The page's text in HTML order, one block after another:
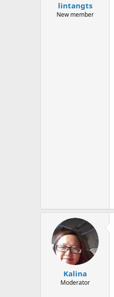
lintangts
New member
Kalina
Moderator